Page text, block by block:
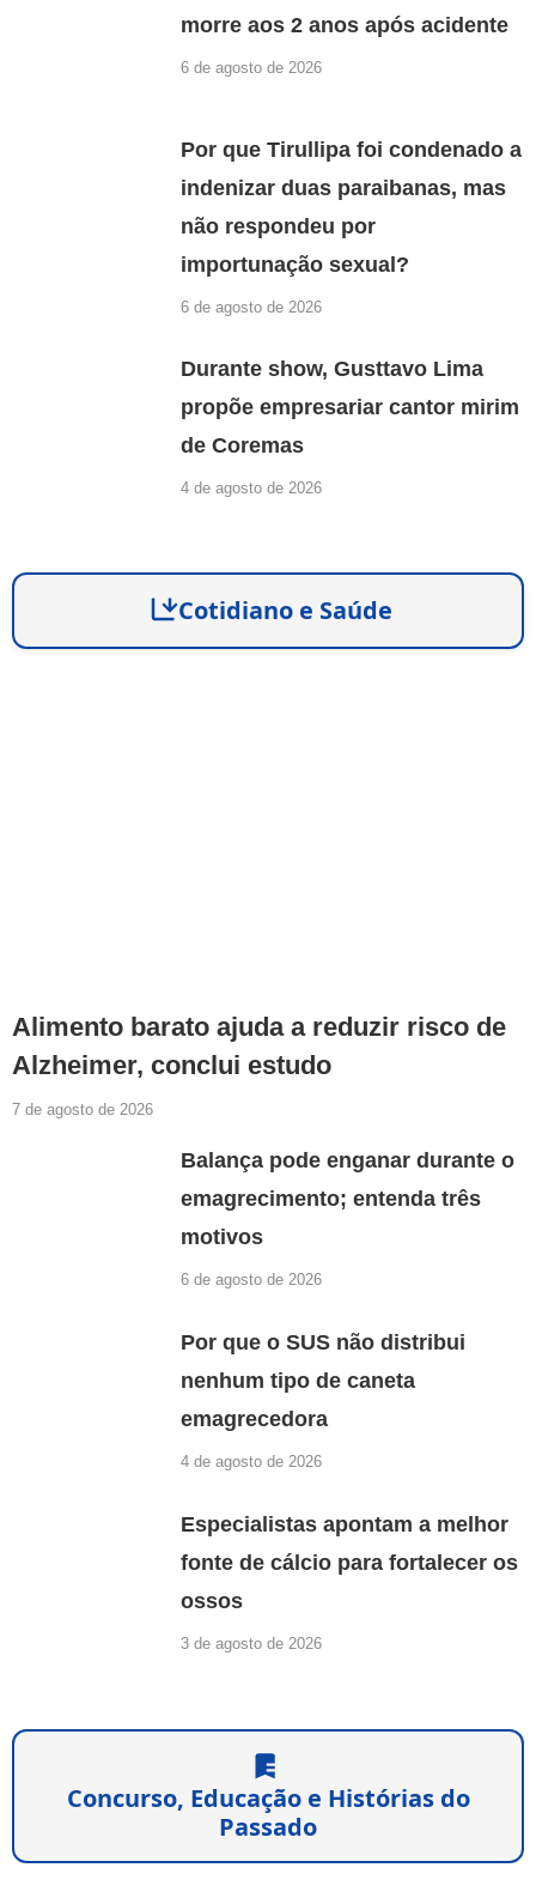
morre aos 2 anos após acidente
6 de agosto de 2026
Por que Tirullipa foi condenado a
indenizar duas paraibanas, mas
não respondeu por
importunação sexual?
6 de agosto de 2026
Durante show, Gusttavo Lima
propõe empresariar cantor mirim
de Coremas
4 de agosto de 2026
Cotidiano e Saúde
Alimento barato ajuda a reduzir risco de
Alzheimer, conclui estudo
7 de agosto de 2026
Balança pode enganar durante o
emagrecimento; entenda três
motivos
6 de agosto de 2026
Por que o SUS não distribui
nenhum tipo de caneta
emagrecedora
4 de agosto de 2026
Especialistas apontam a melhor
fonte de cálcio para fortalecer os
ossos
3 de agosto de 2026
Concurso, Educação e Histórias do
Passado